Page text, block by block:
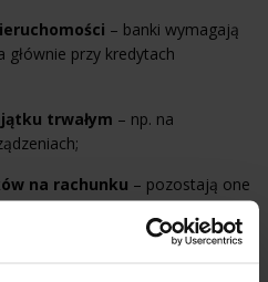
– banki wymagają
głównie przy kredytach
trwałym – np. na
na rachunku – pozostają one
dopóki nie spłacisz